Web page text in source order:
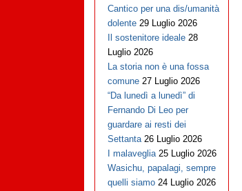
Cantico per una dis/umanità
dolente 29 Luglio 2026
Il sostenitore ideale 28
Luglio 2026
La storia non è una fossa
comune 27 Luglio 2026
“Da lunedì a lunedì” di
Fernando Di Leo per
guardare ai resti dei
Settanta 26 Luglio 2026
I malaveglia 25 Luglio 2026
Wasichu, papalagi, sempre
quelli siamo 24 Luglio 2026